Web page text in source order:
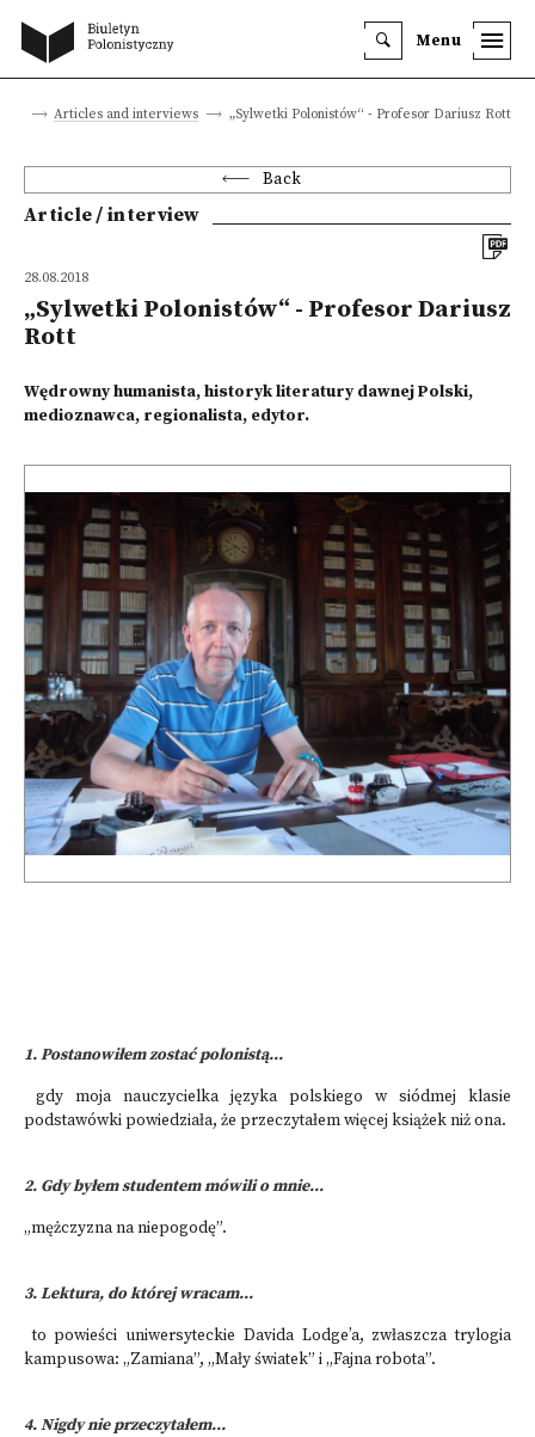
Menu
Articles and interviews „Sylwetki Polonistów“ - Profesor Dariusz Rott
Back
Article / interview
28.08.2018
„Sylwetki Polonistów“ - Profesor Dariusz
Rott
Wędrowny humanista, historyk literatury dawnej Polski,
medioznawca, regionalista, edytor.
1. Postanowiłem zostać polonistą...
gdy moja nauczycielka języka polskiego w siódmej klasie
podstawówki powiedziała, że przeczytałem więcej książek niż ona.
2. Gdy byłem studentem mówili o mnie...
„mężczyzna na niepogodę”.
3. Lektura, do której wracam...
to powieści uniwersyteckie Davida Lodge’a, zwłaszcza trylogia
kampusowa: „Zamiana”, „Mały światek” i „Fajna robota”.
4. Nigdy nie przeczytałem...